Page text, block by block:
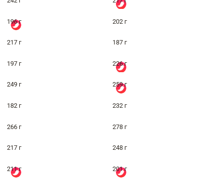
196 г 202 г
217 г 187 г
197 г 226 г
249 г 259 г
182 г 232 г
266 г 278 г
217 г 248 г
211 г 201 г